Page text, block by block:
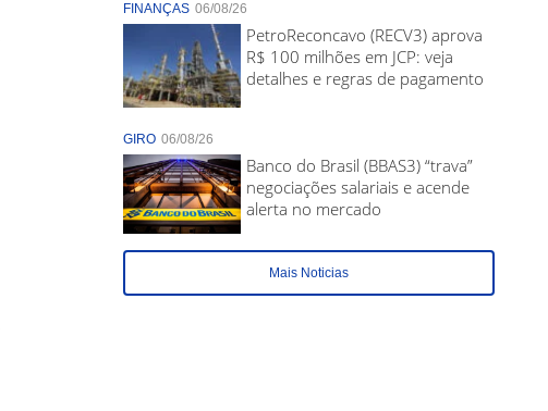
FINANÇAS 06/08/26
PetroReconcavo (RECV3) aprova
R$ 100 milhões em JCP: veja
detalhes e regras de pagamento
GIRO 06/08/26
Banco do Brasil (BBAS3) “trava”
negociações salariais e acende
alerta no mercado
Mais Noticias